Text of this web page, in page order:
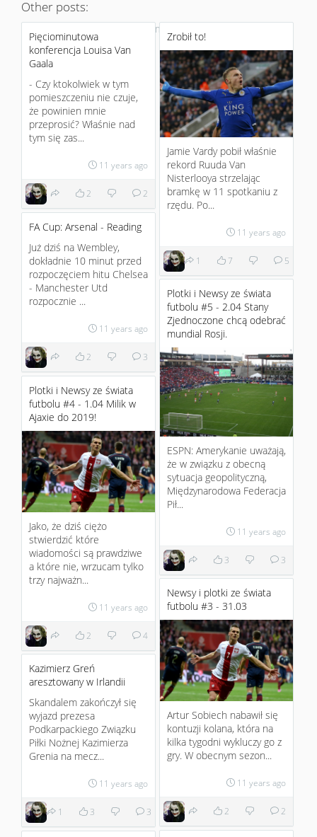
Other posts:
Pięciominutowa
konferencja Louisa Van
Gaala
- Czy ktokolwiek w tym
pomieszczeniu nie czuje,
że powinien mnie
przeprosić? Właśnie nad
tym się zas...
11 years ago
2 2
Zrobił to!
Jamie Vardy pobił właśnie
rekord Ruuda Van
Nisterlooya strzelając
bramkę w 11 spotkaniu z
rzędu. Po...
11 years ago
1 7 5
FA Cup: Arsenal - Reading
Już dziś na Wembley,
dokładnie 10 minut przed
rozpoczęciem hitu Chelsea
- Manchester Utd
rozpocznie ...
11 years ago
2 3
Plotki i Newsy ze świata
futbolu #5 - 2.04 Stany
Zjednoczone chcą odebrać
mundial Rosji.
ESPN: Amerykanie uważają,
że w związku z obecną
sytuacja geopolityczną,
Międzynarodowa Federacja
Pił...
11 years ago
3 3
Plotki i Newsy ze świata
futbolu #4 - 1.04 Milik w
Ajaxie do 2019!
Jako, że dziś ciężo
stwierdzić które
wiadomości są prawdziwe
a które nie, wrzucam tylko
trzy najważn...
11 years ago
2 4
Newsy i plotki ze świata
futbolu #3 - 31.03
Artur Sobiech nabawił się
kontuzji kolana, która na
kilka tygodni wykluczy go z
gry. W obecnym sezon...
11 years ago
2 2
Kazimierz Greń
aresztowany w Irlandii
Skandalem zakończył się
wyjazd prezesa
Podkarpackiego Związku
Piłki Nożnej Kazimierza
Grenia na mecz...
11 years ago
1 3 3
No more